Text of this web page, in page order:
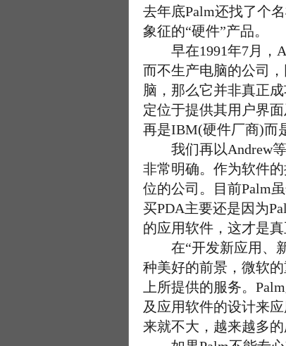
去年底Palm还找了个
象征的“硬件”产品。
早在1991年7月，
而不生产电脑的公司
脑，那么它并非真正
定位于提供其用户界
再是IBM(硬件厂商)而
我们再以Andrew等
非常明确。作为软件
位的公司。目前Palm
买PDA主要还是因为
的应用软件，这才是
在“开发新应用、新
种美好的前景，微软
上所提供的服务。
及应用软件的设计来
来就不大，越来越多